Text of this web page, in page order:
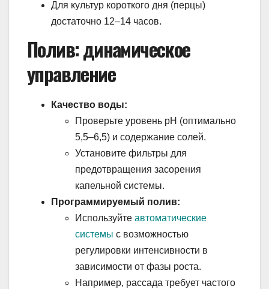
Для культур короткого дня (перцы)
достаточно 12–14 часов.
Полив: динамическое
управление
Качество воды:
Проверьте уровень pH (оптимально
5,5–6,5) и содержание солей.
Установите фильтры для
предотвращения засорения
капельной системы.
Программируемый полив:
Используйте автоматические
системы с возможностью
регулировки интенсивности в
зависимости от фазы роста.
Например, рассада требует частого